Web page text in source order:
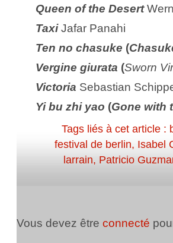
Queen of the Desert
TaxiJafar Panahi
Ten no chasuke (
Vergine giurata (Sworn
Victoria Sebastian
Yi bu zhi yao (Gone with
Tags liés à cet article :
festival de berlin, Isabel
larrain, Patricio
Vous devez être connecté